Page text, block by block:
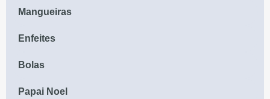
Mangueiras
Enfeites
Bolas
Papai Noel